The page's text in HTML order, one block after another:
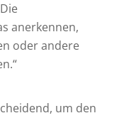
anerkennen,
oder andere
um den